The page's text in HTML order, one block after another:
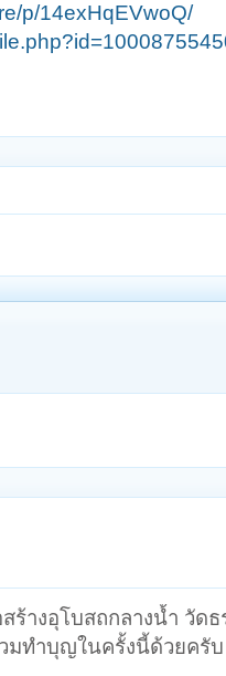
p/14exHqEVwoQ/
างอุโบสถกลางนํ้า วัด
ทำบุญในครั้งนี้ด้วยครับ